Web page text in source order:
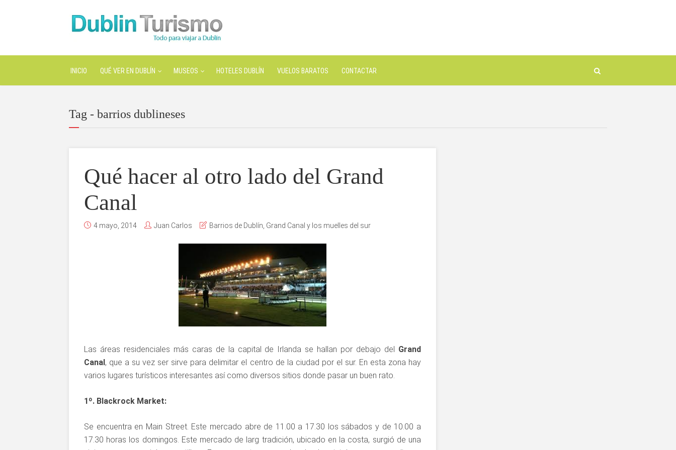
INICIO QUÉ VER EN DUBLÍN MUSEOS HOTELES DUBLÍN VUELOS BARATOS CONTACTAR
Tag - barrios dublineses
Qué hacer al otro lado del Grand
Canal
4 mayo, 2014 Juan Carlos Barrios de Dublín Grand Canal y los muelles del sur
Las áreas residenciales más caras de la capital de Irlanda se hallan por debajo del Grand
Canal, que a su vez ser sirve para delimitar el centro de la ciudad por el sur. En esta zona hay
varios lugares turísticos interesantes así como diversos sitios donde pasar un buen rato.
1º. Blackrock Market:
Se encuentra en Main Street. Este mercado abre de 11.00 a 17.30 los sábados y de 10.00 a
17.30 horas los domingos. Este mercado de larg tradición, ubicado en la costa, surgió de una